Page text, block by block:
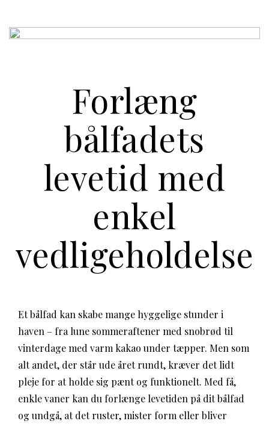
Forlæng
bålfadets
levetid med
enkel
vedligeholdelse
Et bålfad kan skabe mange hyggelige stunder i
haven – fra lune sommeraftener med snobrød til
vinterdage med varm kakao under tæpper. Men som
alt andet, der står ude året rundt, kræver det lidt
pleje for at holde sig pænt og funktionelt. Med få,
enkle vaner kan du forlænge levetiden på dit bålfad
og undgå, at det ruster, mister form eller bliver